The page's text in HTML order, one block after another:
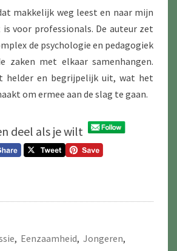
makkelijk weg leest en naar mijn
voor professionals. De auteur zet
de psychologie en pedagogiek
zaken met elkaar samenhangen.
helder en begrijpelijk uit, wat het
om ermee aan de slag te gaan.
deel als je wilt
, Eenzaamheid, Jongeren,